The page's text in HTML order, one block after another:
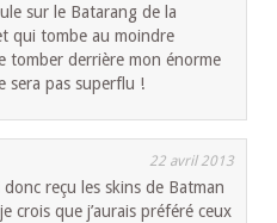
sur le Batarang de la
qui tombe au moindre
tomber derrière mon énorme
pas superflu !
22 avril 2013
donc reçu les skins de Batman
crois que j’aurais préféré ceux